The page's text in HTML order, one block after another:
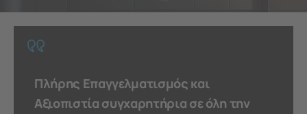
Πλήρης Επαγγελματισμός και
Αξιοπιστία συγχαρητήρια σε όλη την